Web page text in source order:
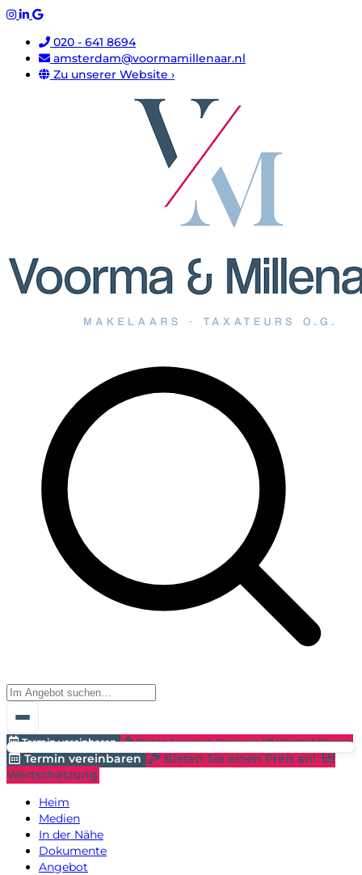
020 - 641 8694
amsterdam@voormamillenaar.nl
Zu unserer Website ›
Termin vereinbaren Bieten Sie einen Preis an! Wertschätzung
Termin vereinbaren
Bieten Sie einen Preis an!
Wertschätzung
Heim
Medien
In der Nähe
Dokumente
Angebot